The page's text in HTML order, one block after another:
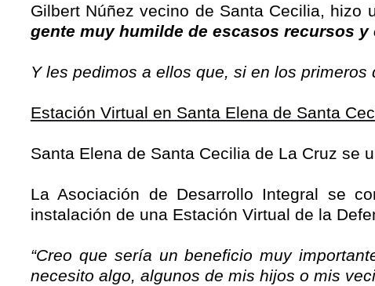
Gilbert Núñez vecino de Santa Cecilia, hizo
gente muy humilde de escasos recursos
Y les pedimos a ellos que, si en los
Estación Virtual en Santa Elena de Santa
Santa Elena de Santa Cecilia de La Cruz se
La Asociación de Desarrollo Integral se
instalación de una Estación Virtual de la
“Creo que sería un beneficio muy
necesito algo, algunos de mis hijos o mis